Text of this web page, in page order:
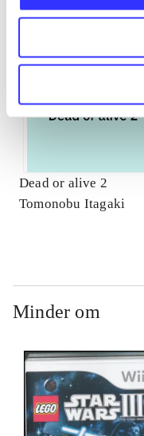
Dead or alive 2
Tomonobu Itagaki
Minder om